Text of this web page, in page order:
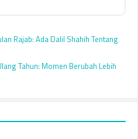
Rajab: Ada Dalil Shahih Tentang
Tahun: Momen Berubah Lebih